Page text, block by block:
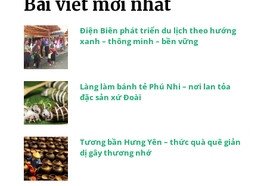
Bài viết mới nhất
Điện Biên phát triển du lịch theo hướng
xanh – thông minh – bền vững
Làng làm bánh tẻ Phú Nhi – nơi lan tỏa
đặc sản xứ Đoài
Tương bần Hưng Yên – thức quà quê giản
dị gây thương nhớ